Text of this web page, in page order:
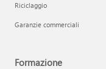
Riciclaggio
Garanzie commerciali
Formazione